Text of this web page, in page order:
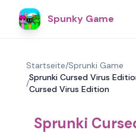
Spunky Game
Startseite/Sprunki Game
/
Sprunki Cursed Virus
Cursed Virus Edition
Sprunki